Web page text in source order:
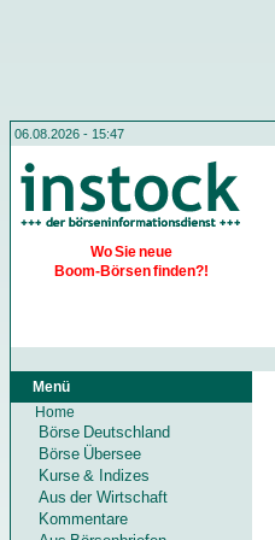
06.08.2026 - 15:47
Wo Sie neue
Boom-Börsen finden?!
Menü
Home
Börse Deutschland
Börse Übersee
Kurse & Indizes
Aus der Wirtschaft
Kommentare